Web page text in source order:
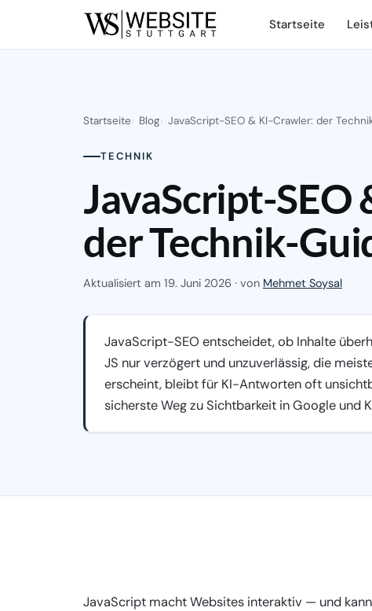
Startseite
Startseite Blog JavaScript-SEO & KI-Crawler: der
TECHNIK
JavaScript-SEO
der Technik-
Aktualisiert am 19. Juni 2026 · von Mehmet Soysal
JavaScript-SEO entscheidet, ob Inhalte
JS nur verzögert und unzuverlässig, die
erscheint, bleibt für KI-Antworten oft
sicherste Weg zu Sichtbarkeit in Google und
JavaScript macht Websites interaktiv — und